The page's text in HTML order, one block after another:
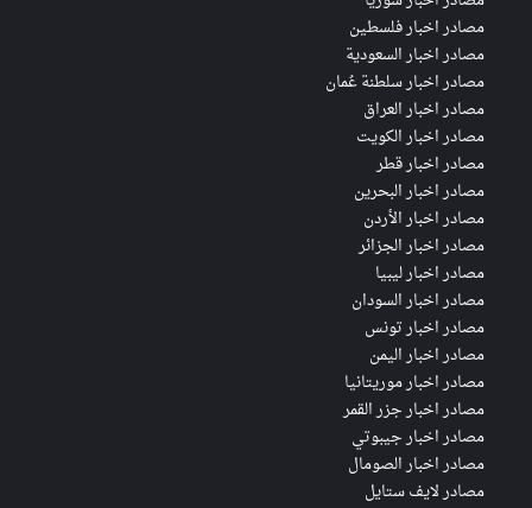
مصادر اخبار فلسطين
مصادر اخبار السعودية
مصادر اخبار سلطنة عُمان
مصادر اخبار العراق
مصادر اخبار الكويت
مصادر اخبار قطر
مصادر اخبار البحرين
مصادر اخبار الأردن
مصادر اخبار الجزائر
مصادر اخبار ليبيا
مصادر اخبار السودان
مصادر اخبار تونس
مصادر اخبار اليمن
مصادر اخبار موريتانيا
مصادر اخبار جزر القمر
مصادر اخبار جيبوتي
مصادر اخبار الصومال
مصادر لايف ستايل